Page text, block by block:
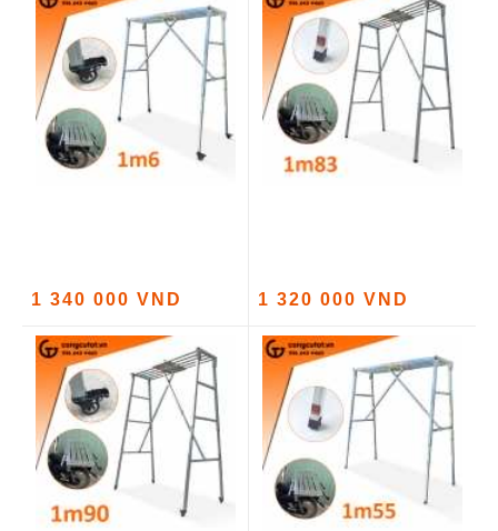
1 340 000 VND 1 320 000 VND